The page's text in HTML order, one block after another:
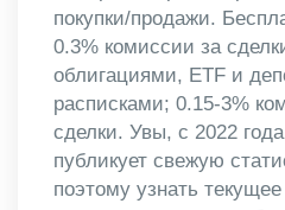
покупки/продажи.
0.3% комиссии за
облигациями, ETF и
расписками; 0.15-3%
сделки. Увы, с 2022
публикует свежую
поэтому узнать